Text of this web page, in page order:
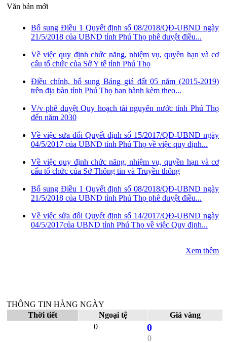
Văn bản mới
Bổ sung Điều 1 Quyết định số 08/2018/QĐ-UBND ngày
21/5/2018 của UBND tỉnh Phú Thọ phê duyệt điều...
Về việc quy định chức năng, nhiệm vụ, quyền hạn và cơ
cấu tổ chức của Sở Y tế tỉnh Phú Thọ
Điều chỉnh, bổ sung Bảng giá đất 05 năm (2015-2019)
trên địa bàn tỉnh Phú Thọ ban hành kèm theo...
V/v phê duyệt Quy hoạch tài nguyên nước tỉnh Phú Thọ
đến năm 2030
Về việc sửa đổi Quyết định số 15/2017/QĐ-UBND ngày
04/5/2017 của UBND tỉnh Phú Thọ về việc quy định...
Về việc quy định chức năng, nhiệm vụ, quyền hạn và cơ
cấu tổ chức của Sở Thông tin và Truyền thông
Bổ sung Điều 1 Quyết định số 08/2018/QĐ-UBND ngày
21/5/2018 của UBND tỉnh Phú Thọ phê duyệt điều...
Về việc sửa đổi Quyết định số 14/2017/QĐ-UBND ngày
04/5/2017của UBND tỉnh Phú Thọ về việc Quy định...
Xem thêm
THÔNG TIN HÀNG NGÀY
Thời tiết
Ngoại tệ
Giá vàng
0
0
0